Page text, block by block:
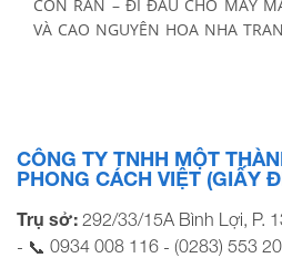
CON RẮN – ĐI ĐÂU CHO MAY
VÀ CAO NGUYÊN HOA NHA
CÔNG TY TNHH MỘT
PHONG CÁCH VIỆT (GIẤY
Trụ sở: 292/33/15A Bình Lợi, P.
- 📞 0934 008 116 - (0283) 553